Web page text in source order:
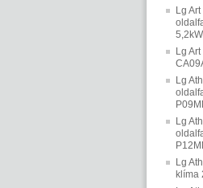
Lg
Lg
Lg
Lg
Lg
klíma